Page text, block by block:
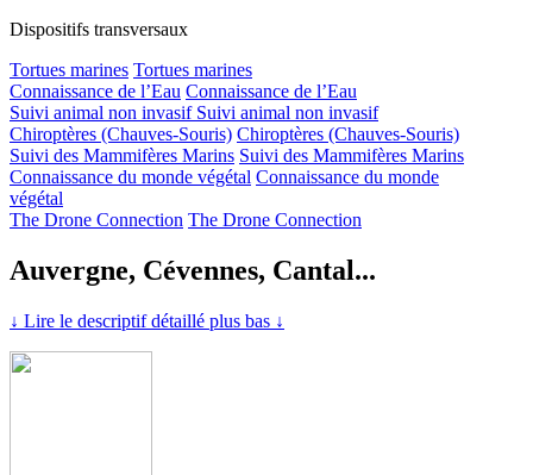
Dispositifs transversaux
Tortues marines Tortues marines
Connaissance de l’Eau Connaissance de l’Eau
Suivi animal non invasif Suivi animal non invasif
Chiroptères (Chauves-Souris) Chiroptères (Chauves-Souris)
Suivi des Mammifères Marins Suivi des Mammifères Marins
Connaissance du monde végétal Connaissance du monde
végétal
The Drone Connection The Drone Connection
Auvergne, Cévennes, Cantal...
↓ Lire le descriptif détaillé plus bas ↓